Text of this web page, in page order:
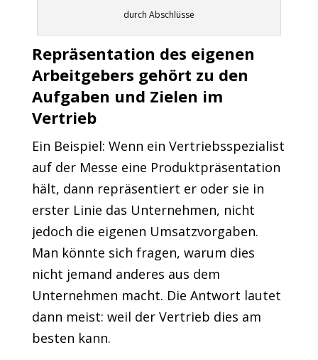
durch Abschlüsse
Repräsentation des eigenen
Arbeitgebers gehört zu den
Aufgaben und Zielen im
Vertrieb
Ein Beispiel: Wenn ein Vertriebsspezialist
auf der Messe eine Produktpräsentation
hält, dann repräsentiert er oder sie in
erster Linie das Unternehmen, nicht
jedoch die eigenen Umsatzvorgaben.
Man könnte sich fragen, warum dies
nicht jemand anderes aus dem
Unternehmen macht. Die Antwort lautet
dann meist: weil der Vertrieb dies am
besten kann.